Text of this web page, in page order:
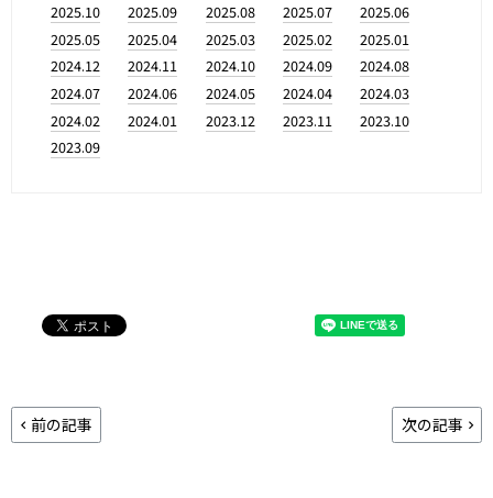
2025.10
2025.09 2025.08 2025.07
2025.06
2025.05
2025.04 2025.03 2025.02
2025.01
2024.12
2024.11 2024.10 2024.09
2024.08
2024.07
2024.06 2024.05 2024.04
2024.03
2024.02
2024.01 2023.12 2023.11
2023.10
2023.09
前の記事 次の記事